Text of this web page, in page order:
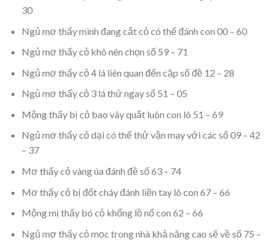
30
Ngủ mơ thấy mình đang cắt cỏ có thể đánh con 00 – 60
Ngủ mơ thấy cỏ khô nên chọn số 59 – 71
Ngủ mơ thấy cỏ 4 lá liên quan đến cặp số đề 12 – 28
Ngủ mơ thấy cỏ 3 lá thử ngay số 51 – 05
Mộng thấy bị cỏ bao vây quất luôn con lô 51 – 69
Ngủ mơ thấy cỏ dại có thể thử vận may với các số 09 – 42
– 37
Mơ thấy cỏ vàng úa đánh đề số 63 – 74
Mơ thấy cỏ bị đốt cháy đánh liền tay lô con 67 – 66
Mộng mị thấy bó cỏ khổng lồ nổ con 62 – 66
Ngủ mơ thấy cỏ mọc trong nhà khả năng cao sẽ về số 75 –